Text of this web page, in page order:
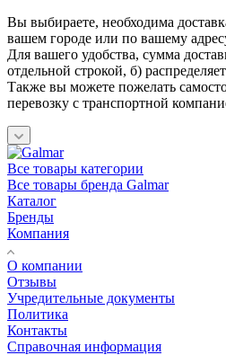
Вы выбираете, необходима
вашем городе или по вашему
Для вашего удобства, сумма
отдельной строкой, б)
Также вы можете пожелать
перевозку с транспортной
Все товары категории
Все товары бренда Galmar
Каталог
Бренды
Компания
О компании
Отзывы
Учредительные документы
Политика
Контакты
Справочная информация